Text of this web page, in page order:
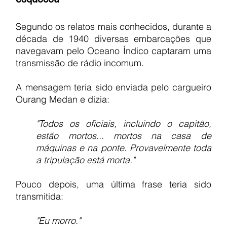
Segundo os relatos mais conhecidos, durante a
década de 1940 diversas embarcações que
navegavam pelo Oceano Índico captaram uma
transmissão de rádio incomum.
A mensagem teria sido enviada pelo cargueiro
Ourang Medan e dizia:
"Todos os oficiais, incluindo o capitão,
estão mortos... mortos na casa de
máquinas e na ponte. Provavelmente toda
a tripulação está morta."
Pouco depois, uma última frase teria sido
transmitida:
"Eu morro."